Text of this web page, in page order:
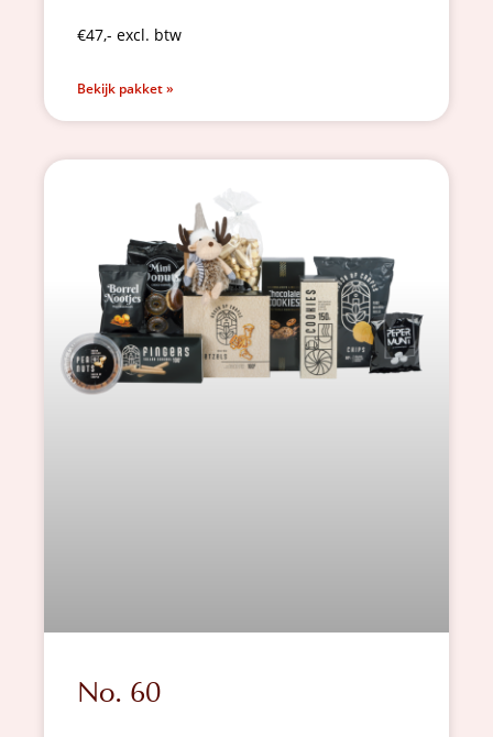
€47,- excl. btw
Bekijk pakket »
No. 60